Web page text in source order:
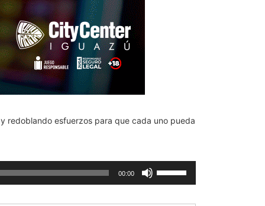
redoblando esfuerzos para que cada uno pueda
00:00